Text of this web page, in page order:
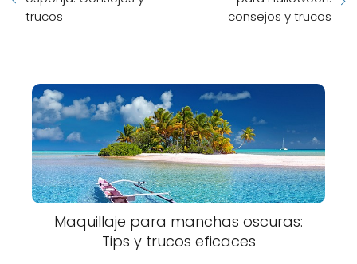
trucos
consejos y trucos
Maquillaje para manchas oscuras:
Tips y trucos eficaces